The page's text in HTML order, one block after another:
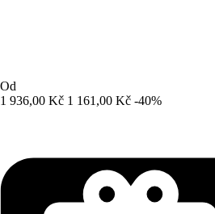
Od
1 936,00 Kč 1 161,00 Kč -40%